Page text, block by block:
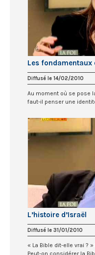
Les fondamentaux
Diffusé le 14/02/2010
Au moment où se pose
faut-il penser une
L’histoire d’Israël
Diffusé le 31/01/2010
« La Bible dit-elle vrai ?